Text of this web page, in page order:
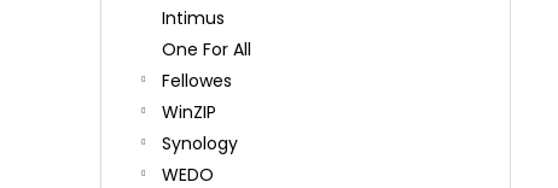
Intimus
One For All
Fellowes
WinZIP
Synology
WEDO